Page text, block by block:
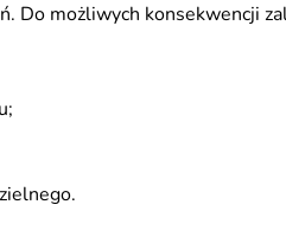
Do możliwych konsekwencji